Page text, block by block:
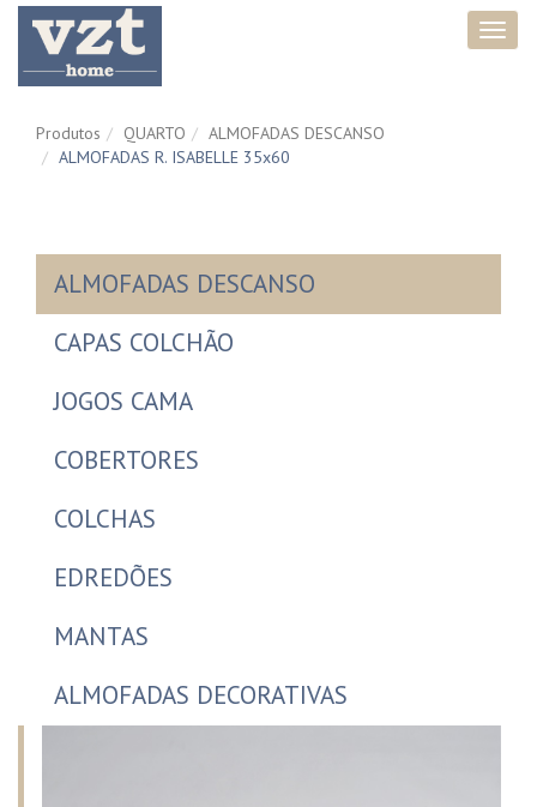
Produtos QUARTO
ALMOFADAS DESCANSO
ALMOFADAS R. ISABELLE 35x60
ALMOFADAS DESCANSO
CAPAS COLCHÃO
JOGOS CAMA
COBERTORES
COLCHAS
EDREDÕES
MANTAS
ALMOFADAS DECORATIVAS